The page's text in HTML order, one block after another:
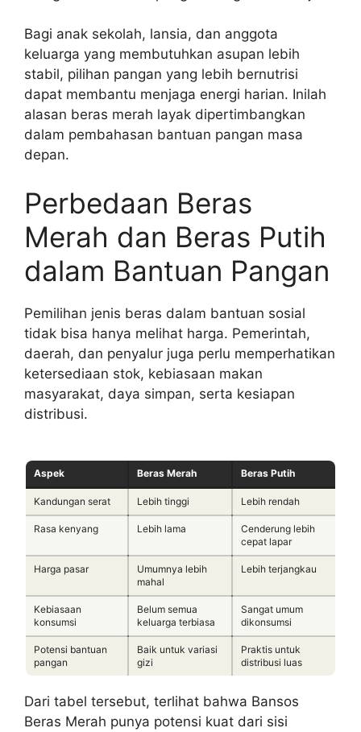
Bagi anak sekolah, lansia, dan anggota
keluarga yang membutuhkan asupan lebih
stabil, pilihan pangan yang lebih bernutrisi
dapat membantu menjaga energi harian. Inilah
alasan beras merah layak dipertimbangkan
dalam pembahasan bantuan pangan masa
depan.
Perbedaan Beras
Merah dan Beras Putih
dalam Bantuan Pangan
Pemilihan jenis beras dalam bantuan sosial
tidak bisa hanya melihat harga. Pemerintah,
daerah, dan penyalur juga perlu memperhatikan
ketersediaan stok, kebiasaan makan
masyarakat, daya simpan, serta kesiapan
distribusi.
Aspek Beras Merah Beras Putih
Kandungan serat Lebih tinggi Lebih rendah
Rasa kenyang Lebih lama
Cenderung lebih
cepat lapar
Harga pasar
Umumnya lebih
mahal
Lebih terjangkau
Kebiasaan
konsumsi
Belum semua
keluarga terbiasa
Sangat umum
dikonsumsi
Potensi bantuan
pangan
Baik untuk variasi
gizi
Praktis untuk
distribusi luas
Dari tabel tersebut, terlihat bahwa Bansos
Beras Merah punya potensi kuat dari sisi